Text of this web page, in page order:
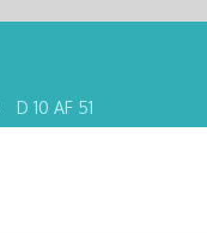
D 10 AF 51